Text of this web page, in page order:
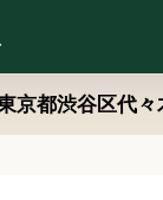
京都渋谷区代